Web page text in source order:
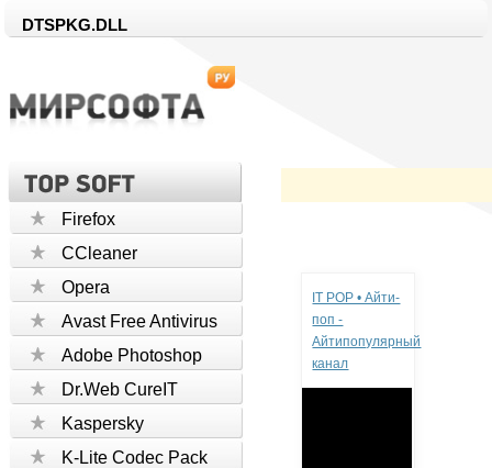
DTSPKG.DLL
Firefox
CCleaner
Opera
Avast Free Antivirus
Adobe Photoshop
Dr.Web CureIT
Kaspersky
K-Lite Codec Pack
IT POP • Айти-
поп -
Айтипопулярный
канал